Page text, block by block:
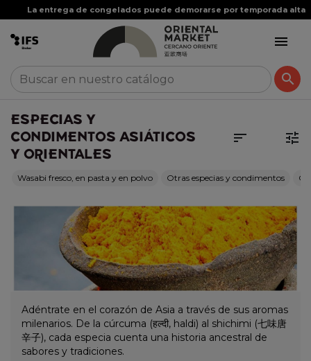


ESPECIAS Y
CONDIMENTOS ASIÁTICOS
Y ORIENTALES
 
Wasabi fresco, en pasta y en polvo Otras especias y condimentos
Adéntrate en el corazón de Asia a través de sus aromas
milenarios. De la cúrcuma (हल्दी, haldi) al shichimi (七味唐
辛子), cada especia cuenta una historia ancestral de
sabores y tradiciones.